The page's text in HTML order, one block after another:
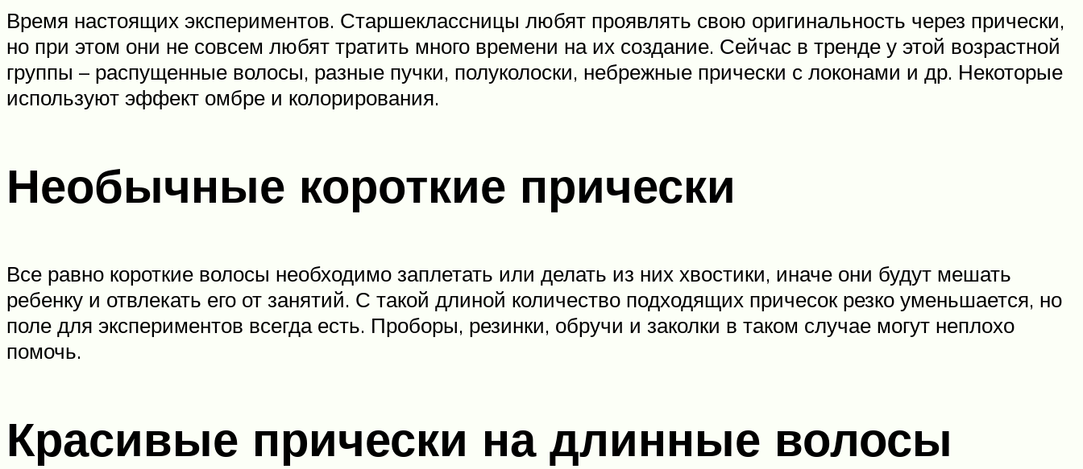
Время настоящих экспериментов. Старшеклассницы любят проявлять свою оригинальность через прически,
но при этом они не совсем любят тратить много времени на их создание. Сейчас в тренде у этой возрастной
группы – распущенные волосы, разные пучки, полуколоски, небрежные прически с локонами и др. Некоторые
используют эффект омбре и колорирования.
Необычные короткие прически
Все равно короткие волосы необходимо заплетать или делать из них хвостики, иначе они будут мешать
ребенку и отвлекать его от занятий. С такой длиной количество подходящих причесок резко уменьшается, но
поле для экспериментов всегда есть. Проборы, резинки, обручи и заколки в таком случае могут неплохо
помочь.
Красивые прически на длинные волосы